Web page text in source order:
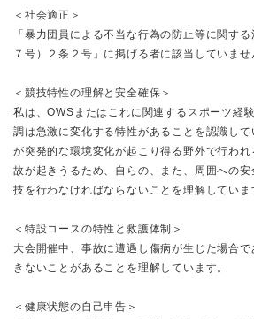
＜社会適正＞
「暴力団員による不当な行為の防止等に関す
７号）２条２号」に掲げる者に該当していませ
＜競技特性の理解と安全確保＞
私は、OWSまたはこれに関連するスポーツ経
調は急激に変化する特性があることを認識し
が突発的な環境変化が起こり得る野外で行わ
故が起きうるため、自らの、また、周囲への
技を行わなければならないことを理解していま
＜特設コースの特性と救護体制＞
大会開催中、事故に遭遇し傷病が生じた場合
きないことがあることを理解しています。
＜健康状態の自己申告＞